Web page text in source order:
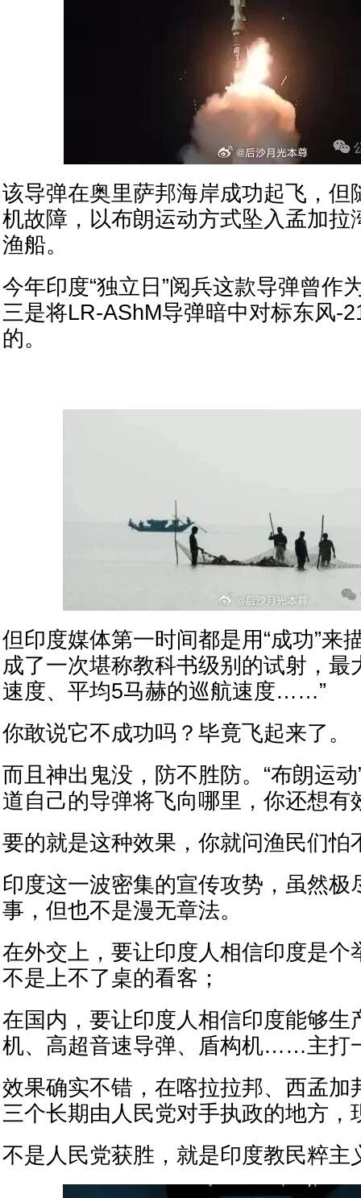
该导弹在奥里萨邦海岸成功起飞，但
机故障，以布朗运动方式坠入孟加拉
渔船。
今年印度“独立日”阅兵这款导弹曾作
三是将LR-AShM导弹暗中对标东风-
的。
但印度媒体第一时间都是用“成功”来
成了一次堪称教科书级别的试射，最
速度、平均5马赫的巡航速度……”
你敢说它不成功吗？毕竟飞起来了。
而且神出鬼没，防不胜防。“布朗运
道自己的导弹将飞向哪里，你还想有
要的就是这种效果，你就问渔民们怕
印度这一波密集的宣传攻势，虽然极
事，但也不是漫无章法。
在外交上，要让印度人相信印度是个
不是上不了桌的看客；
在国内，要让印度人相信印度能够生
机、高超音速导弹、盾构机……主打
效果确实不错，在喀拉拉邦、西孟加
三个长期由人民党对手执政的地方，
不是人民党获胜，就是印度教民粹主